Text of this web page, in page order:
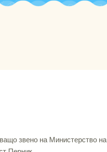
звено на Министерство на